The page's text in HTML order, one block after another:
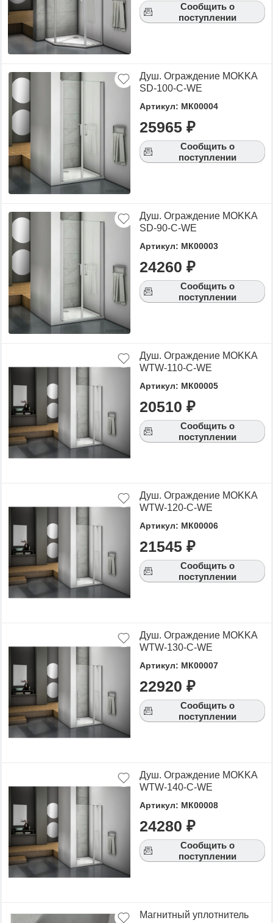
Сообщить о
поступлении
Душ. Ограждение MOKKA
SD-100-C-WE
Артикул: МК00004
25965 ₽
Сообщить о
поступлении
Душ. Ограждение MOKKA
SD-90-C-WE
Артикул: МК00003
24260 ₽
Сообщить о
поступлении
Душ. Ограждение MOKKA
WTW-110-C-WE
Артикул: МК00005
20510 ₽
Сообщить о
поступлении
Душ. Ограждение MOKKA
WTW-120-C-WE
Артикул: МК00006
21545 ₽
Сообщить о
поступлении
Душ. Ограждение MOKKA
WTW-130-C-WE
Артикул: МК00007
22920 ₽
Сообщить о
поступлении
Душ. Ограждение MOKKA
WTW-140-C-WE
Артикул: МК00008
24280 ₽
Сообщить о
поступлении
Магнитный уплотнитель